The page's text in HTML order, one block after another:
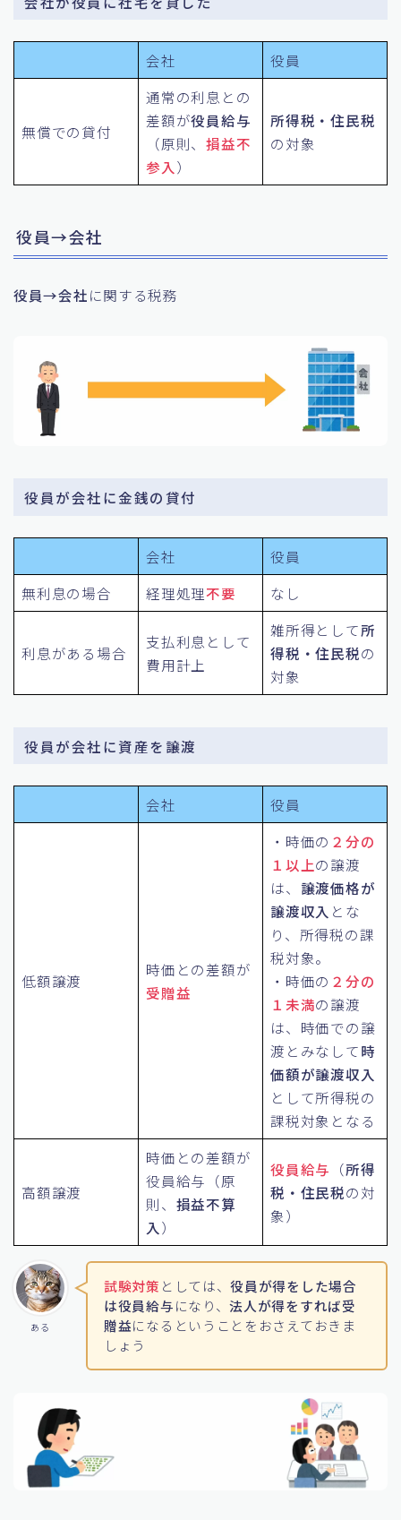
会社 役員
無償での貸付
通常の利息との
差額が役員給与
（原則、損益不
参入）
所得税・住民税
の対象
役員→会社
役員→会社に関する税務
役員が会社に金銭の貸付
会社
役員
無利息の場合
経理処理不要 なし
利息がある場合
支払利息として
費用計上
雑所得として所
得税・住民税の
対象
役員が会社に資産を譲渡
会社 役員
低額譲渡
時価との差額が
受贈益
・時価の ２分の
１以上の譲渡
は、 譲渡価格が
譲渡収入 とな
り、所得税の課
税対象。
・時価の ２分の
１未満の譲渡
は、時価での譲
渡とみなして時
価額が譲渡収入
として所得税の
課税対象となる
高額譲渡
時価との差額が
役員給与（原
則、 損益不算
入 ）
役員給与 （所得
税・住民税の対
象）
ある
試験対策 としては、役員が得をした場合
は役員給与になり、法人が得をすれば受
贈益になるということをおさえておきま
しょう